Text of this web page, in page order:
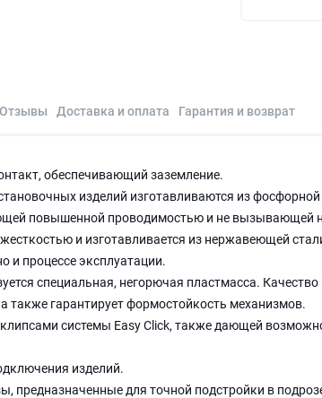
Отзывы Доставка и оплата Гарантия и возврат
обеспечивающий заземление.
изделий изготавливаются из
повышенной проводимостью и не вызывающей
и изготавливается из нержавеющей
и процессе эксплуатации.
специальная, негорючая пластмасса.
также гарантирует формостойкость механизмов.
системы Easy Click, также дающей
изделий.
предназначенные для точной подстройки в